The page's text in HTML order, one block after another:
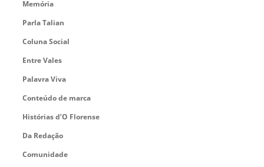
Memória
Parla Talian
Coluna Social
Entre Vales
Palavra Viva
Conteúdo de marca
Histórias d’O Florense
Da Redação
Comunidade